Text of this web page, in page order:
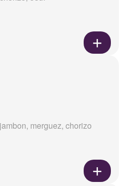
merguez, chorizo